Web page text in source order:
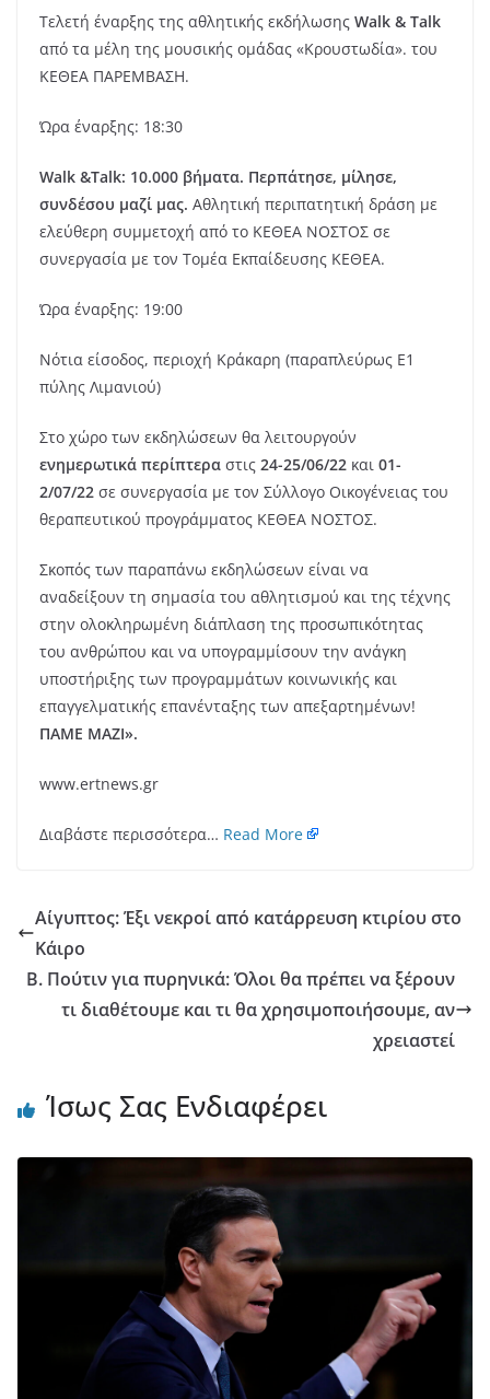
Τελετή έναρξης της αθλητικής εκδήλωσης Walk & Talk
από τα μέλη της μουσικής ομάδας «Κρουστωδία». του
ΚΕΘΕΑ ΠΑΡΕΜΒΑΣΗ.
Ώρα έναρξης: 18:30
Walk &Talk: 10.000 βήματα. Περπάτησε, μίλησε,
συνδέσου μαζί μας. Αθλητική περιπατητική δράση με
ελεύθερη συμμετοχή από το ΚΕΘΕΑ ΝΟΣΤΟΣ σε
συνεργασία με τον Τομέα Εκπαίδευσης ΚΕΘΕΑ.
Ώρα έναρξης: 19:00
Νότια είσοδος, περιοχή Κράκαρη (παραπλεύρως Ε1
πύλης Λιμανιού)
Στο χώρο των εκδηλώσεων θα λειτουργούν
ενημερωτικά περίπτερα στις 24-25/06/22 και 01-
2/07/22 σε συνεργασία με τον Σύλλογο Οικογένειας του
θεραπευτικού προγράμματος ΚΕΘΕΑ ΝΟΣΤΟΣ.
Σκοπός των παραπάνω εκδηλώσεων είναι να
αναδείξουν τη σημασία του αθλητισμού και της τέχνης
στην ολοκληρωμένη διάπλαση της προσωπικότητας
του ανθρώπου και να υπογραμμίσουν την ανάγκη
υποστήριξης των προγραμμάτων κοινωνικής και
επαγγελματικής επανένταξης των απεξαρτημένων!
ΠΑΜΕ ΜΑΖΙ».
www.ertnews.gr
Διαβάστε περισσότερα… Read More
Αίγυπτος: Έξι νεκροί από κατάρρευση κτιρίου στο
Κάιρο
Β. Πούτιν για πυρηνικά: Όλοι θα πρέπει να ξέρουν
τι διαθέτουμε και τι θα χρησιμοποιήσουμε, αν
χρειαστεί
Ίσως Σας Ενδιαφέρει